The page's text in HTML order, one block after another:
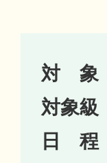
対 象
対象級
日 程